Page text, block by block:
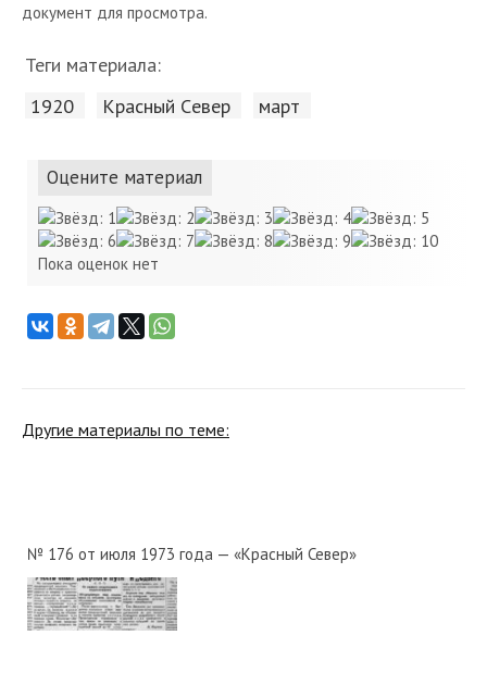
документ для просмотра.
Теги материала:
1920 Красный Cевер март
Оцените материал
Пока оценок нет
Другие материалы по теме:
№ 176 от июля 1973 года — «Красный Север»